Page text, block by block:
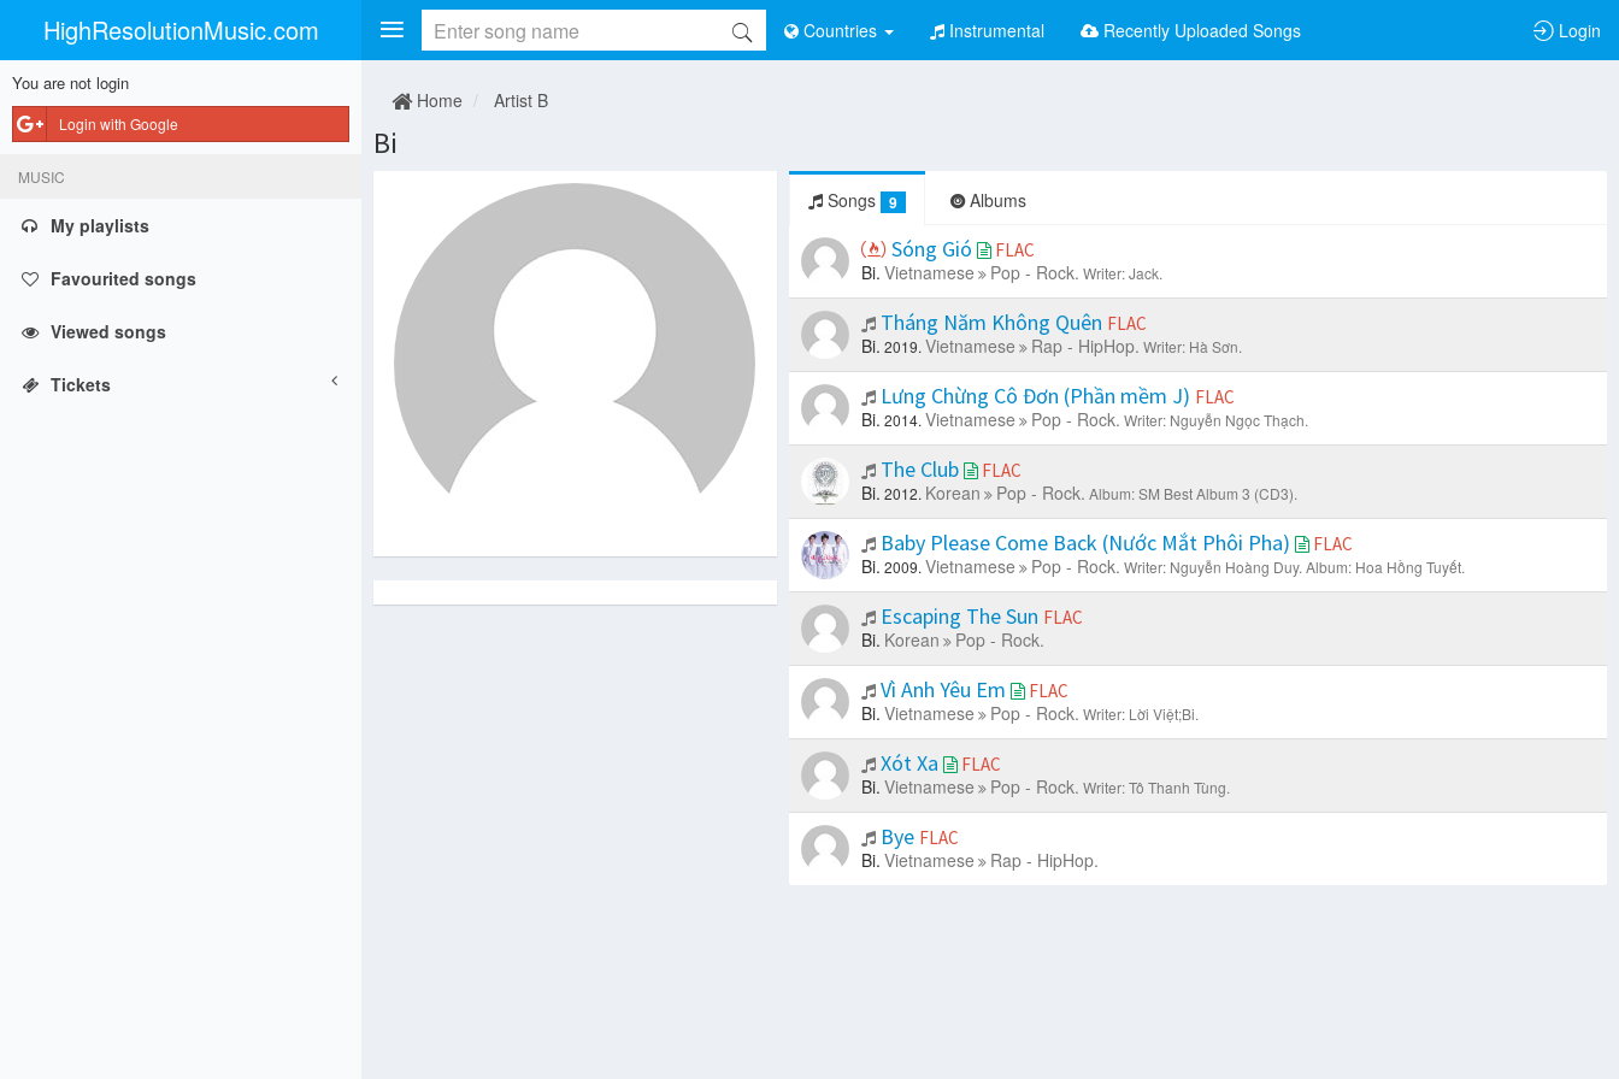
HighResolutionMusic.com Countries Instrumental Recently Uploaded Songs Login
You are not login
Login with Google
MUSIC
My playlists
Favourited songs
Viewed songs
Tickets
Home Artist B
Bi
Songs 9 Albums
Sóng Gió FLAC
Bi. Vietnamese Pop - Rock. Writer: Jack.
Tháng Năm Không Quên FLAC
Bi. 2019. Vietnamese Rap - HipHop. Writer: Hà Sơn.
Lưng Chừng Cô Đơn (Phần mềm J) FLAC
Bi. 2014. Vietnamese Pop - Rock. Writer: Nguyễn Ngọc Thạch.
The Club FLAC
Bi. 2012. Korean Pop - Rock. Album: SM Best Album 3 (CD3).
Baby Please Come Back (Nước Mắt Phôi Pha) FLAC
Bi. 2009. Vietnamese Pop - Rock. Writer: Nguyễn Hoàng Duy. Album: Hoa Hồng Tuyết.
Escaping The Sun FLAC
Bi. Korean Pop - Rock.
Vì Anh Yêu Em FLAC
Bi. Vietnamese Pop - Rock. Writer: Lời Việt;Bi.
Xót Xa FLAC
Bi. Vietnamese Pop - Rock. Writer: Tô Thanh Tùng.
Bye FLAC
Bi. Vietnamese Rap - HipHop.